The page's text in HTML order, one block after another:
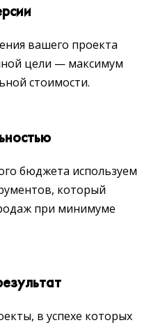
вашего проекта
цели — максимум
стоимости.
бюджета используем
который
при минимуме
в успехе которых